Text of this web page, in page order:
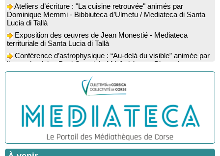
Dominique Memmi - Bibbiuteca d’Ulmetu / Mediateca di Santa
Lucia di Tallà
Exposition des œuvres de Jean Monestié - Mediateca
territuriale di Santa Lucia di Tallà
Conférence d’astrophysique : “Au-delà du visible” animée par
l’astrophysicien Paul Guerrini - Médiathèque - Pitretu è
Bicchisgià
Exposition des œuvres de Dominique Malberti Morin :
"Racines, peintures acryliques et aquarelles" - Mediateca
territuriale di Santa Lucia di Tallà
Animation : "Petits lecteurs" - Médiathèque - Pitretu è
Bicchisgià
Spectacle musical : "Viaghju in Corsica cù Regina & Bruno",
hommage au duo mythique de la chanson corse interprété par
Marie-Elsa Picciocchi (chant), Marc’Antò Belgodere (chant et
gutare) et Jacky Le Menn (claviers) - Salle des fêtes - Cuzzà